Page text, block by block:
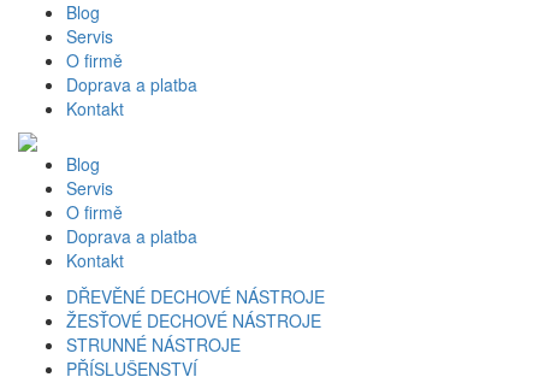
Blog
Servis
O firmě
Doprava a platba
Kontakt
Blog
Servis
O firmě
Doprava a platba
Kontakt
DŘEVĚNÉ DECHOVÉ NÁSTROJE
ŽESŤOVÉ DECHOVÉ NÁSTROJE
STRUNNÉ NÁSTROJE
PŘÍSLUŠENSTVÍ